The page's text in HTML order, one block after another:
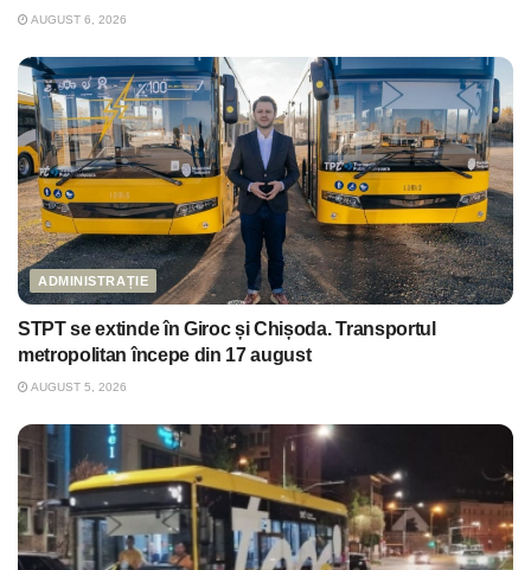
AUGUST 6, 2026
ADMINISTRAȚIE
STPT se extinde în Giroc și Chișoda. Transportul
metropolitan începe din 17 august
AUGUST 5, 2026